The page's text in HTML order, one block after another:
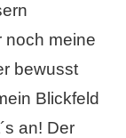
noch meine
bewusst
Blickfeld
an! Der